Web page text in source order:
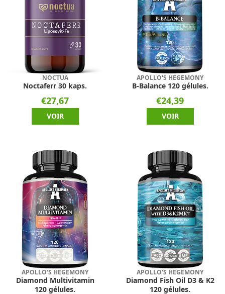
NOCTUA
Noctaferr 30 kaps.
€27,67
VOIR
APOLLO'S HEGEMONY
B-Balance 120 gélules.
€24,39
VOIR
APOLLO'S HEGEMONY
Diamond Multivitamin
120 gélules.
APOLLO'S HEGEMONY
Diamond Fish Oil D3 & K2
120 gélules.